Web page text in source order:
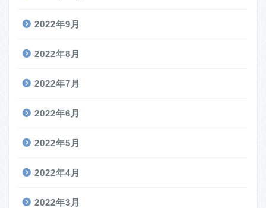
2022年9月
2022年8月
2022年7月
2022年6月
2022年5月
2022年4月
2022年3月